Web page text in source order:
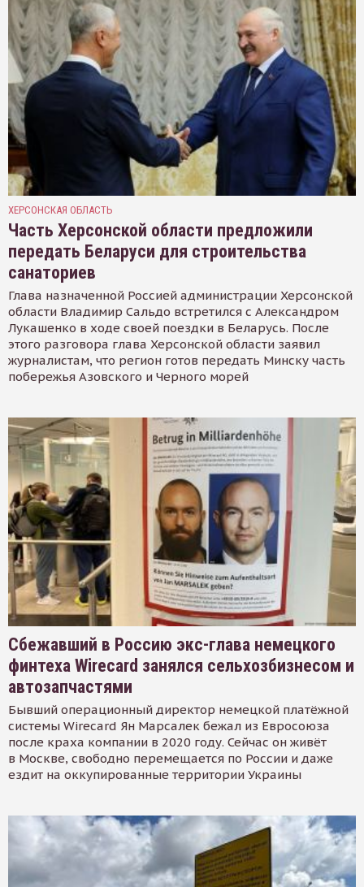
ХЕРСОНСКАЯ ОБЛАСТЬ
Часть Херсонской области предложили
передать Беларуси для строительства
санаториев
Глава назначенной Россией администрации Херсонской
области Владимир Сальдо встретился с Александром
Лукашенко в ходе своей поездки в Беларусь. После
этого разговора глава Херсонской области заявил
журналистам, что регион готов передать Минску часть
побережья Азовского и Черного морей
Сбежавший в Россию экс-глава немецкого
финтеха Wirecard занялся сельхозбизнесом и
автозапчастями
Бывший операционный директор немецкой платёжной
системы Wirecard Ян Марсалек бежал из Евросоюза
после краха компании в 2020 году. Сейчас он живёт
в Москве, свободно перемещается по России и даже
ездит на оккупированные территории Украины